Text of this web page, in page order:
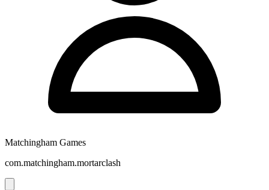
Matchingham Games
com.matchingham.mortarclash